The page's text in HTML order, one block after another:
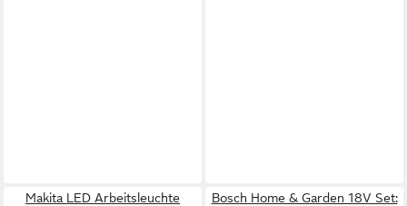
Makita LED Arbeitsleuchte
Bosch Home & Garden 18V Set: